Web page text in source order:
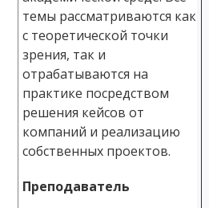
темы рассматриваются как
с теоретической точки
зрения, так и
отрабатываются на
практике посредством
решения кейсов от
компаний и реализацию
собственных проектов.
Преподаватель